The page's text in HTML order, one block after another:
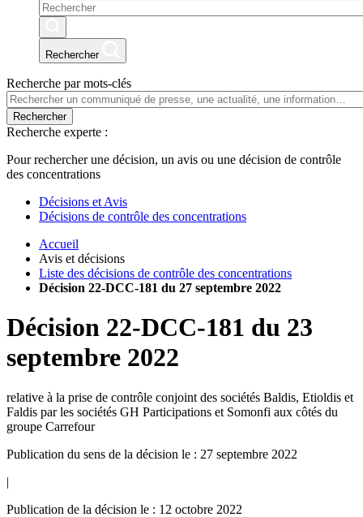
Rechercher
Recherche par mots-clés
Rechercher
Recherche experte :
Pour rechercher une décision, un avis ou une décision de contrôle
des concentrations
Décisions et Avis
Décisions de contrôle des concentrations
Accueil
Avis et décisions
Liste des décisions de contrôle des concentrations
Décision 22-DCC-181 du 27 septembre 2022
Décision 22-DCC-181 du 23
septembre 2022
relative à la prise de contrôle conjoint des sociétés Baldis, Etioldis et
Faldis par les sociétés GH Participations et Somonfi aux côtés du
groupe Carrefour
Publication du sens de la décision le : 27 septembre 2022
|
Publication de la décision le : 12 octobre 2022